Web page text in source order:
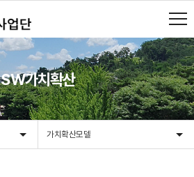
SW가치확산
가치확산모델